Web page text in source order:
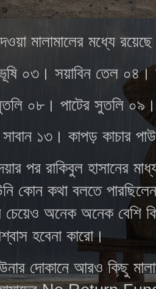
মালামালের মধ্যে রয়েছে
০৩। সয়াবিন তেল ০৪।
০৮। পাটের সুতলি
১৩। কাপড় কাচার
পর রাকিবুল হাসানের
কোন কথা বলতে
চেয়েও অনেক অনেক বেশি
হবেনা কারো।
দোকানে আরও কিছু